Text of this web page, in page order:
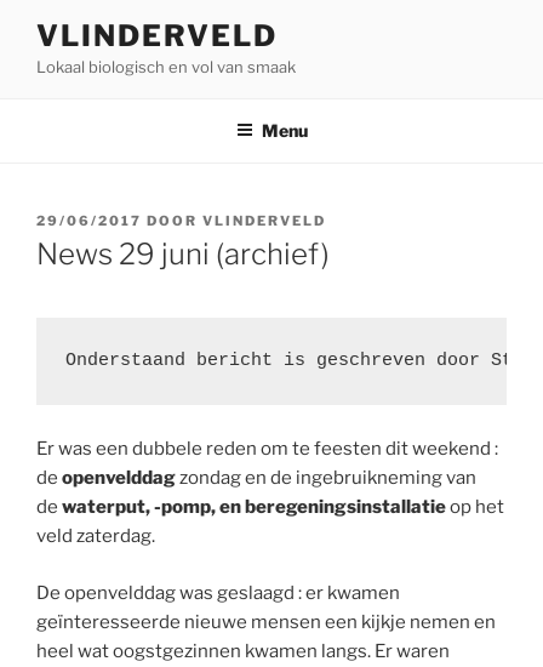
VLINDERVELD
Lokaal biologisch en vol van smaak
Menu
GEPLAATST
OP
29/06/2017 DOOR VLINDERVELD
News 29 juni (archief)
Onderstaand bericht is geschreven door
Er was een dubbele reden om te feesten dit weekend :
de openvelddagzondag en de ingebruikneming van
de waterput, -pomp, en beregeningsinstallatieop het
veld zaterdag.
De openvelddag was geslaagd : er kwamen
geïnteresseerde nieuwe mensen een kijkje nemen en
heel wat oogstgezinnen kwamen langs. Er waren